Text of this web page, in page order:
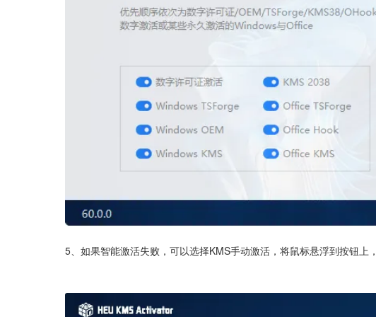
5、如果智能激活失败，可以选择KMS手动激活，将鼠标悬浮到按钮上